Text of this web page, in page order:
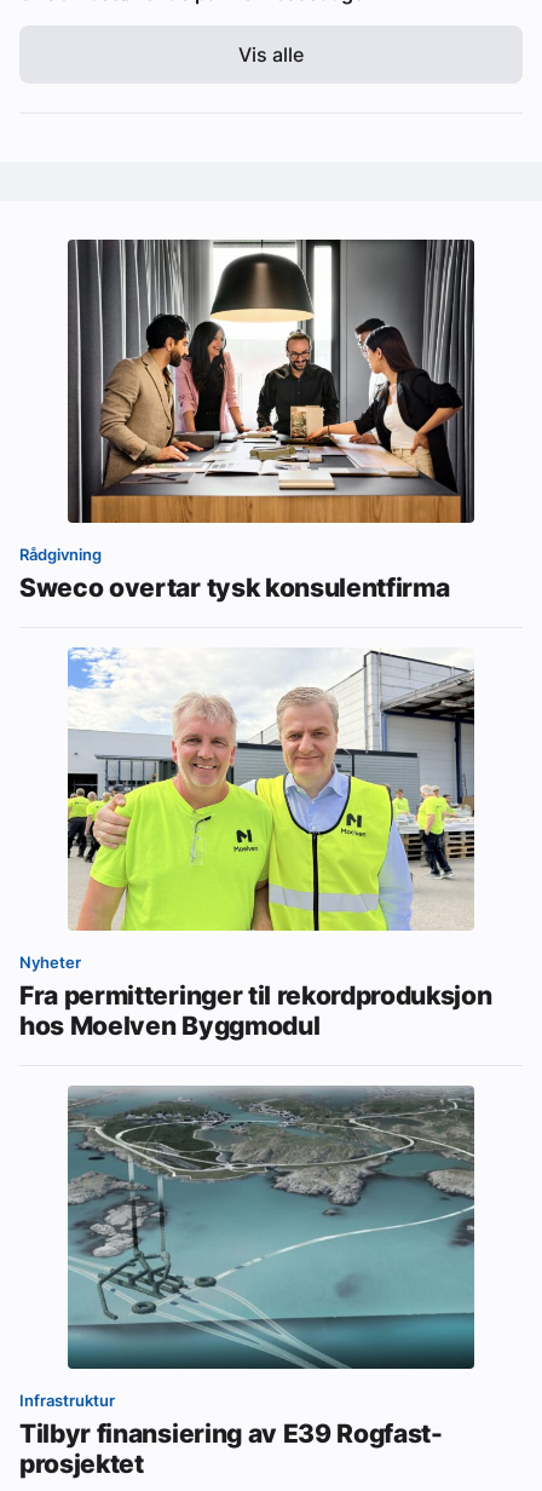
Vis alle
Rådgivning
Sweco overtar tysk konsulentfirma
Nyheter
Fra permitteringer til rekordproduksjon
hos Moelven Byggmodul
Infrastruktur
Tilbyr finansiering av E39 Rogfast-
prosjektet